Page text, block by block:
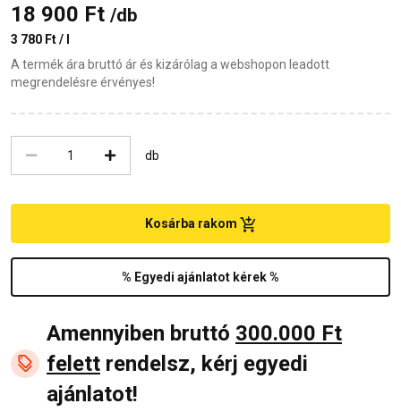
18 900 Ft /db
3 780 Ft / l
A termék ára bruttó ár és kizárólag a webshopon leadott
megrendelésre érvényes!
db
% Egyedi ajánlatot kérek %
Kosárba rakom
Amennyiben bruttó 300.000 Ft
felett rendelsz, kérj egyedi
ajánlatot!